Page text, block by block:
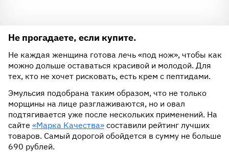
Не прогадаете, если купите.
Не каждая женщина готова лечь «под нож», чтобы как
можно дольше оставаться красивой и молодой. Для
тех, кто не хочет рисковать, есть крем с пептидами.
Эмульсия подобрана таким образом, что не только
морщины на лице разглаживаются, но и овал
подтягивается уже после нескольких применений. На
сайте «Марка Качества» составили рейтинг лучших
товаров. Самый дорогой обойдется в сумму не больше
690 рублей.